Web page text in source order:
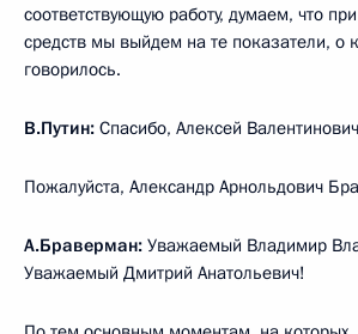
соответствующую работу, думаем, что
средств мы выйдем на те показатели, о
говорилось.
В.Путин: Спасибо, Алексей
Пожалуйста, Александр Арнольдович
А.Браверман: Уважаемый Владимир
Уважаемый Дмитрий Анатольевич!